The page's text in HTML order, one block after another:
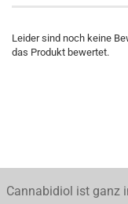
Leider sind noch keine
das Produkt bewertet.
Cannabidiol ist ganz